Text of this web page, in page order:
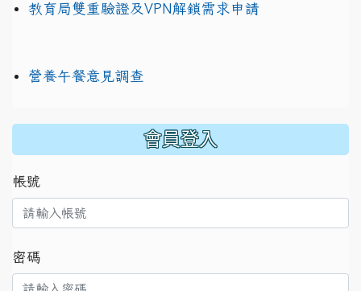
教育局雙重驗證及VPN解鎖需求申請
營養午餐意見調查
會員登入
帳號
密碼